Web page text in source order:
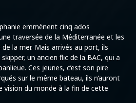
emmènent cinq ados
traversée de la Méditerranée et les
la mer. Mais arrivés au port, ils
un ancien flic de la BAC, qui a
Ces jeunes, c’est son pire
sur le même bateau, ils n’auront
du monde à la fin de cette